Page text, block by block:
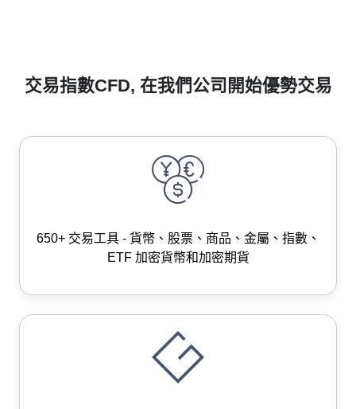
交易指數CFD, 在我們公司開始優勢交易
650+ 交易工具 - 貨幣、股票、商品、金屬、指數、
ETF 加密貨幣和加密期貨